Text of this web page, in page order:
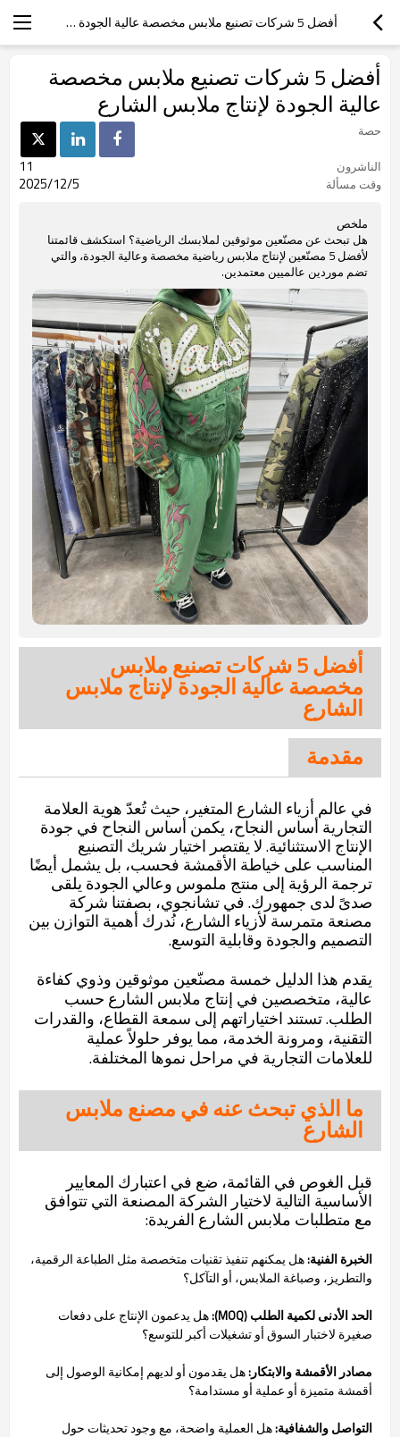
أفضل 5 شركات تصنيع ملابس مخصصة عالية الجودة لإنتاج ملابس الشارع
أفضل 5 شركات تصنيع ملابس مخصصة
عالية الجودة لإنتاج ملابس الشارع
حصة
الناشرون
11
وقت مسألة 2025/12/5
ملخص
هل تبحث عن مصنّعين موثوقين لملابسك الرياضية؟ استكشف قائمتنا
لأفضل 5 مصنّعين لإنتاج ملابس رياضية مخصصة وعالية الجودة، والتي
تضم موردين عالميين معتمدين.
أفضل 5 شركات تصنيع ملابس
مخصصة عالية الجودة لإنتاج ملابس
الشارع
مقدمة
في عالم أزياء الشارع المتغير، حيث تُعدّ هوية العلامة
التجارية أساس النجاح، يكمن أساس النجاح في جودة
الإنتاج الاستثنائية. لا يقتصر اختيار شريك التصنيع
المناسب على خياطة الأقمشة فحسب، بل يشمل أيضًا
ترجمة الرؤية إلى منتج ملموس وعالي الجودة يلقى
صدىً لدى جمهورك. في تشانجوي، بصفتنا شركة
مصنعة متمرسة لأزياء الشارع، نُدرك أهمية التوازن بين
التصميم والجودة وقابلية التوسع.
يقدم هذا الدليل خمسة مصنّعين موثوقين وذوي كفاءة
عالية، متخصصين في إنتاج ملابس الشارع حسب
الطلب. تستند اختياراتهم إلى سمعة القطاع، والقدرات
التقنية، ومرونة الخدمة، مما يوفر حلولاً عملية
للعلامات التجارية في مراحل نموها المختلفة.
ما الذي تبحث عنه في مصنع ملابس
الشارع
قبل الغوص في القائمة، ضع في اعتبارك المعايير
الأساسية التالية لاختيار الشركة المصنعة التي تتوافق
مع متطلبات ملابس الشارع الفريدة:
الخبرة الفنية:هل يمكنهم تنفيذ تقنيات متخصصة مثل الطباعة الرقمية،
والتطريز، وصباغة الملابس، أو التآكل؟
الحد الأدنى لكمية الطلب (MOQ):
هل يدعمون الإنتاج على دفعات
صغيرة لاختبار السوق أو تشغيلات أكبر للتوسع؟
مصادر الأقمشة والابتكار:هل يقدمون أو لديهم إمكانية الوصول إلى
أقمشة متميزة أو عملية أو مستدامة؟
التواصل والشفافية:هل العملية واضحة، مع وجود تحديثات حول